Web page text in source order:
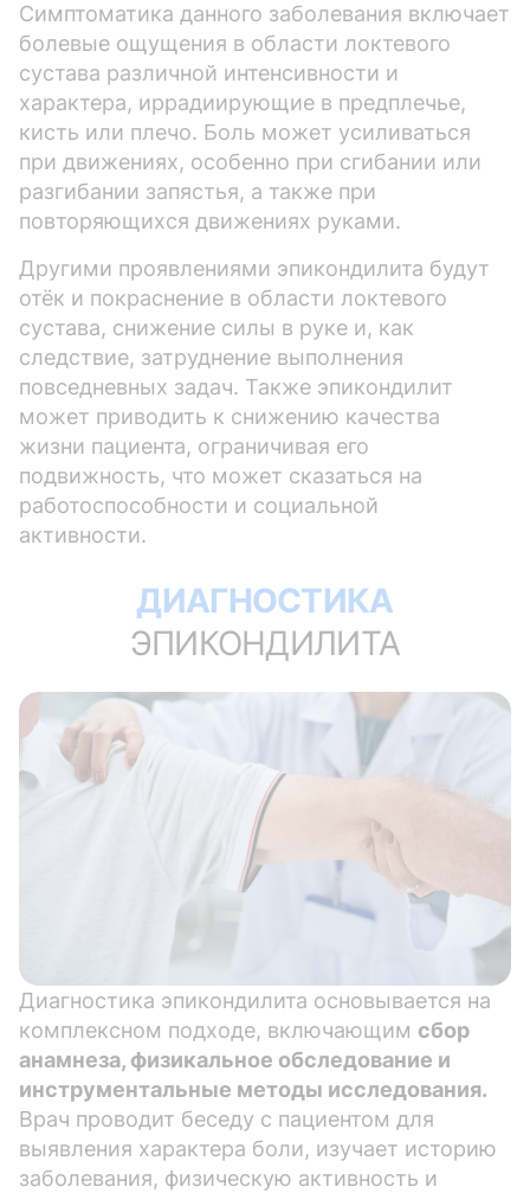
Симптоматика данного заболевания включает
болевые ощущения в области локтевого
сустава различной интенсивности и
характера, иррадиирующие в предплечье,
кисть или плечо. Боль может усиливаться
при движениях, особенно при сгибании или
разгибании запястья, а также при
повторяющихся движениях руками.
Другими проявлениями эпикондилита будут
отёк и покраснение в области локтевого
сустава, снижение силы в руке и, как
следствие, затруднение выполнения
повседневных задач. Также эпикондилит
может приводить к снижению качества
жизни пациента, ограничивая его
подвижность, что может сказаться на
работоспособности и социальной
активности.
ДИАГНОСТИКА
ЭПИКОНДИЛИТА
Диагностика эпикондилита основывается на
комплексном подходе, включающим сбор
анамнеза, физикальное обследование и
инструментальные методы исследования.
Врач проводит беседу с пациентом для
выявления характера боли, изучает историю
заболевания, физическую активность и